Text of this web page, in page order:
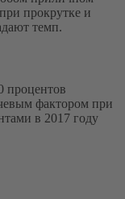
прокрутке и
темп.
процентов
фактором при
в 2017 году